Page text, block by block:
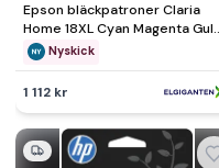
Epson bläckpatroner Claria
Home 18XL Cyan Magenta Gul
Svart - Nyskick - i
originalförpackning
Nyskick
1 112 kr